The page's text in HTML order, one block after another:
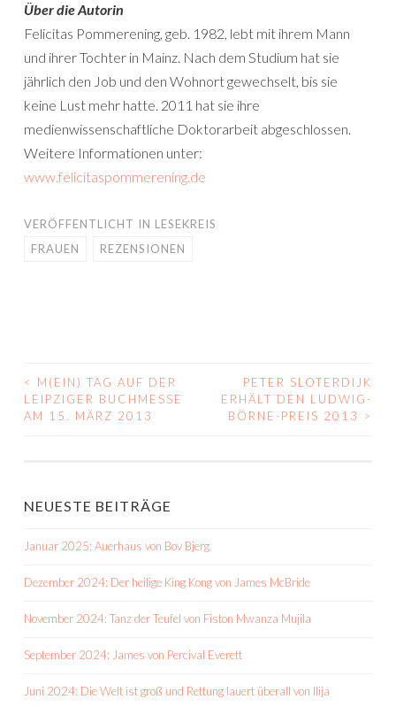
Über die Autorin
Felicitas Pommerening, geb. 1982, lebt mit ihrem Mann
und ihrer Tochter in Mainz. Nach dem Studium hat sie
jährlich den Job und den Wohnort gewechselt, bis sie
keine Lust mehr hatte. 2011 hat sie ihre
medienwissenschaftliche Doktorarbeit abgeschlossen.
Weitere Informationen unter:
www.felicitaspommerening.de
VERÖFFENTLICHT IN LESEKREIS
FRAUEN
REZENSIONEN
BEITRAGS-
NAVIGATION
<
M(EIN) TAG AUF DER
LEIPZIGER BUCHMESSE
AM 15. MÄRZ 2013
PETER SLOTERDIJK
ERHÄLT DEN LUDWIG-
BÖRNE-PREIS 2013
>
NEUESTE BEITRÄGE
Januar 2025: Auerhaus von Bov Bjerg
Dezember 2024: Der heilige King Kong von James McBride
November 2024: Tanz der Teufel von Fiston Mwanza Mujila
September 2024: James von Percival Everett
Juni 2024: Die Welt ist groß und Rettung lauert überall von Ilija